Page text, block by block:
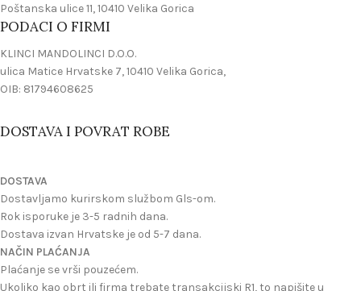
Poštanska ulice 11, 10410 Velika Gorica
PODACI O FIRMI
KLINCI MANDOLINCI D.O.O.
ulica Matice Hrvatske 7, 10410 Velika Gorica,
OIB: 81794608625
DOSTAVA I POVRAT ROBE
DOSTAVA
Dostavljamo kurirskom službom Gls-om.
Rok isporuke je 3-5 radnih dana.
Dostava izvan Hrvatske je od 5-7 dana.
NAČIN PLAĆANJA
Plaćanje se vrši pouzećem.
Ukoliko kao obrt ili firma trebate transakcijski R1, to napišite u